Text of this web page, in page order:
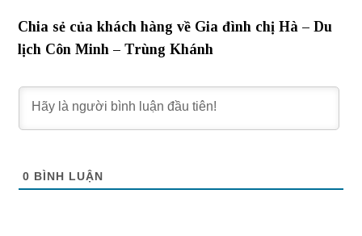
Chia sẻ của khách hàng về Gia đình chị Hà – Du
lịch Côn Minh – Trùng Khánh
0 BÌNH LUẬN